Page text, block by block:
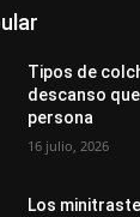
Tipos de
descanso
persona
16 julio, 2026
Los